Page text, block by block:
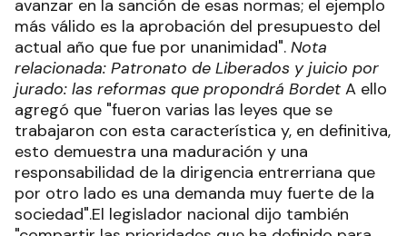
avanzar en la sanción de esas normas; el ejemplo
más válido es la aprobación del presupuesto del
actual año que fue por unanimidad". Nota
relacionada: Patronato de Liberados y juicio por
jurado: las reformas que propondrá Bordet A ello
agregó que "fueron varias las leyes que se
trabajaron con esta característica y, en definitiva,
esto demuestra una maduración y una
responsabilidad de la dirigencia entrerriana que
por otro lado es una demanda muy fuerte de la
sociedad".El legislador nacional dijo también